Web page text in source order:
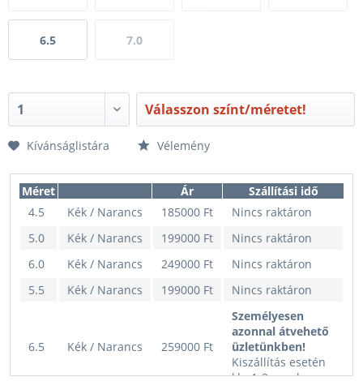
6.5 7.0
Válasszon színt/méretet!
Kívánságlistára Vélemény
Méret Ár
Szállítási idő
4.5
Kék / Narancs 185000 Ft
Nincs raktáron
5.0
Kék / Narancs 199000 Ft
Nincs raktáron
6.0
Kék / Narancs 249000 Ft
Nincs raktáron
5.5
Kék / Narancs 199000 Ft Nincs raktáron
6.5 Kék / Narancs 259000 Ft
Személyesen
azonnal átvehető
üzletünkben!
Kiszállítás esetén
kb. 1-3 munkanap